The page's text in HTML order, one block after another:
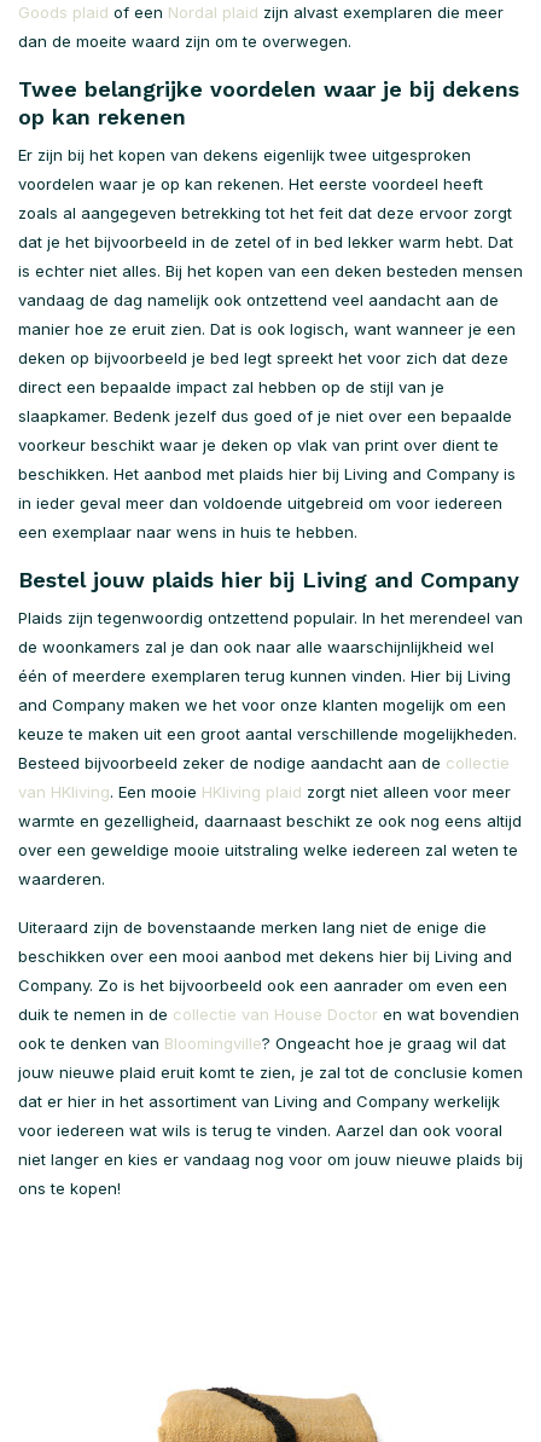
Goods plaid of een Nordal plaid zijn alvast exemplaren die meer
dan de moeite waard zijn om te overwegen.
Twee belangrijke voordelen waar je bij dekens
op kan rekenen
Er zijn bij het kopen van dekens eigenlijk twee uitgesproken
voordelen waar je op kan rekenen. Het eerste voordeel heeft
zoals al aangegeven betrekking tot het feit dat deze ervoor zorgt
dat je het bijvoorbeeld in de zetel of in bed lekker warm hebt. Dat
is echter niet alles. Bij het kopen van een deken besteden mensen
vandaag de dag namelijk ook ontzettend veel aandacht aan de
manier hoe ze eruit zien. Dat is ook logisch, want wanneer je een
deken op bijvoorbeeld je bed legt spreekt het voor zich dat deze
direct een bepaalde impact zal hebben op de stijl van je
slaapkamer. Bedenk jezelf dus goed of je niet over een bepaalde
voorkeur beschikt waar je deken op vlak van print over dient te
beschikken. Het aanbod met plaids hier bij Living and Company is
in ieder geval meer dan voldoende uitgebreid om voor iedereen
een exemplaar naar wens in huis te hebben.
Bestel jouw plaids hier bij Living and Company
Plaids zijn tegenwoordig ontzettend populair. In het merendeel van
de woonkamers zal je dan ook naar alle waarschijnlijkheid wel
één of meerdere exemplaren terug kunnen vinden. Hier bij Living
and Company maken we het voor onze klanten mogelijk om een
keuze te maken uit een groot aantal verschillende mogelijkheden.
Besteed bijvoorbeeld zeker de nodige aandacht aan de collectie
van HKliving. Een mooie HKliving plaid zorgt niet alleen voor meer
warmte en gezelligheid, daarnaast beschikt ze ook nog eens altijd
over een geweldige mooie uitstraling welke iedereen zal weten te
waarderen.
Uiteraard zijn de bovenstaande merken lang niet de enige die
beschikken over een mooi aanbod met dekens hier bij Living and
Company. Zo is het bijvoorbeeld ook een aanrader om even een
duik te nemen in de collectie van House Doctor en wat bovendien
ook te denken van Bloomingville? Ongeacht hoe je graag wil dat
jouw nieuwe plaid eruit komt te zien, je zal tot de conclusie komen
dat er hier in het assortiment van Living and Company werkelijk
voor iedereen wat wils is terug te vinden. Aarzel dan ook vooral
niet langer en kies er vandaag nog voor om jouw nieuwe plaids bij
ons te kopen!